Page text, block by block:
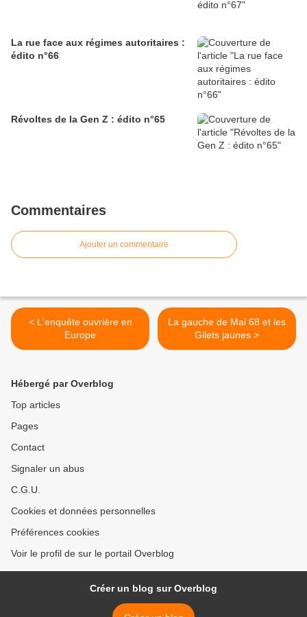
La rue face aux régimes autoritaires :
édito n°66
Révoltes de la Gen Z : édito n°65
Commentaires
Ajouter un commentaire
< L'enquête ouvrière en
Europe
La gauche de Mai 68 et les
Gilets jaunes >
Hébergé par Overblog
Top articles
Pages
Contact
Signaler un abus
C.G.U.
Cookies et données personnelles
Préférences cookies
Voir le profil de sur le portail Overblog
Créer un blog sur Overblog